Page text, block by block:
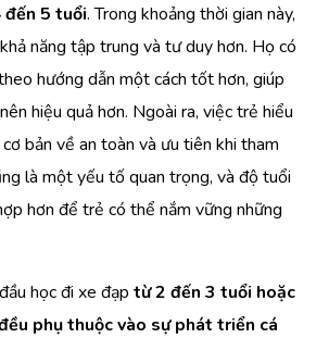
5 tuổi. Trong khoảng thời gian này,
năng tập trung và tư duy hơn. Họ có
hướng dẫn một cách tốt hơn, giúp
hiệu quả hơn. Ngoài ra, việc trẻ hiểu
bản về an toàn và ưu tiên khi tham
là một yếu tố quan trọng, và độ tuổi
hơn để trẻ có thể nắm vững những
học đi xe đạp từ 2 đến 3 tuổi hoặc
phụ thuộc vào sự phát triển cá